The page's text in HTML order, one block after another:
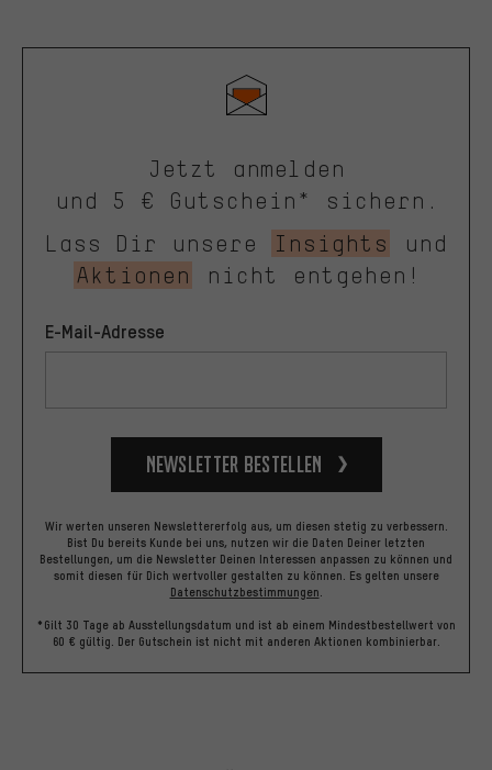
Jetzt anmelden
und 5 € Gutschein* sichern.
Lass Dir unsere
Insights
und
Aktionen
nicht entgehen!
E-Mail-Adresse
Newsletter bestellen
Wir werten unseren Newslettererfolg aus, um diesen stetig zu verbessern.
Bist Du bereits Kunde bei uns, nutzen wir die Daten Deiner letzten
Bestellungen, um die Newsletter Deinen Interessen anpassen zu können und
somit diesen für Dich wertvoller gestalten zu können. Es gelten unsere
Datenschutzbestimmungen
*Gilt 30 Tage ab Ausstellungsdatum und ist ab einem Mindestbestellwert von
60 € gültig. Der Gutschein ist nicht mit anderen Aktionen kombinierbar.